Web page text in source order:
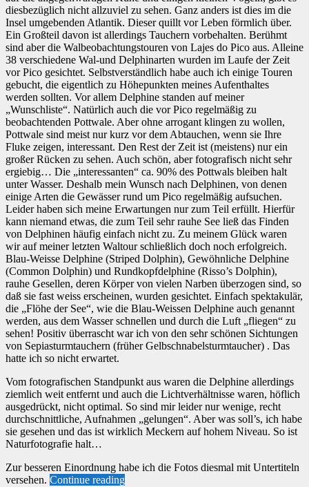
diesbezüglich nicht allzuviel zu sehen. Ganz anders ist dies im die
Insel umgebenden Atlantik. Dieser quillt vor Leben förmlich über.
Ein Großteil davon ist allerdings Tauchern vorbehalten. Berühmt
sind aber die Walbeobachtungstouren von Lajes do Pico aus. Alleine
38 verschiedene Wal-und Delphinarten wurden im Laufe der Zeit
vor Pico gesichtet. Selbstverständlich habe auch ich einige Touren
gebucht, die eigentlich zu Höhepunkten meines Aufenthaltes
werden sollten. Vor allem Delphine standen auf meiner
„Wunschliste“. Natürlich auch die vor Pico regelmäßig zu
beobachtenden Pottwale. Aber ohne arrogant klingen zu wollen,
Pottwale sind meist nur kurz vor dem Abtauchen, wenn sie Ihre
Fluke zeigen, interessant. Den Rest der Zeit ist (meistens) nur ein
großer Rücken zu sehen. Auch schön, aber fotografisch nicht sehr
ergiebig… Die „interessanten“ ca. 90% des Pottwals bleiben halt
unter Wasser. Deshalb mein Wunsch nach Delphinen, von denen
einige Arten die Gewässer rund um Pico regelmäßig aufsuchen.
Leider haben sich meine Erwartungen nur zum Teil erfüllt. Hierfür
kann niemand etwas, die zum Teil sehr rauhe See ließ das Finden
von Delphinen häufig einfach nicht zu. Zu meinem Glück waren
wir auf meiner letzten Waltour schließlich doch noch erfolgreich.
Blau-Weisse Delphine (Striped Dolphin), Gewöhnliche Delphine
(Common Dolphin) und Rundkopfdelphine (Risso’s Dolphin),
rauhe Gesellen, deren Körper von vielen Narben überzogen sind, so
daß sie fast weiss erscheinen, wurden gesichtet. Einfach spektakulär,
die „Flöhe der See“, wie die Blau-Weissen Delphine auch genannt
werden, aus dem Wasser schnellen und durch die Luft „fliegen“ zu
sehen! Positiv überrascht war ich von den sehr schönen Sichtungen
von Sepiasturmtauchern (früher Gelbschnabelsturmtaucher) . Das
hatte ich so nicht erwartet.
Vom fotografischen Standpunkt aus waren die Delphine allerdings
ziemlich weit entfernt und auch die Lichtverhältnisse waren, höflich
ausgedrückt, nicht optimal. So sind mir leider nur wenige, recht
durchschnittliche, Aufnahmen „gelungen“. Aber was soll’s, ich habe
sie gesehen und das ist wirklich Meckern auf hohem Niveau. So ist
Naturfotografie halt…
Zur besseren Einordnung habe ich die Fotos diesmal mit Untertiteln
versehen. Continue reading